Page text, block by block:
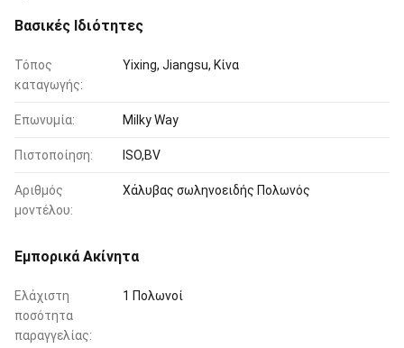
Βασικές Ιδιότητες
Τόπος
καταγωγής:
Yixing, Jiangsu, Κίνα
Επωνυμία: Milky Way
Πιστοποίηση: ISO,BV
Αριθμός
μοντέλου:
Χάλυβας σωληνοειδής Πολωνός
Εμπορικά Ακίνητα
Ελάχιστη
ποσότητα
παραγγελίας:
1 Πολωνοί